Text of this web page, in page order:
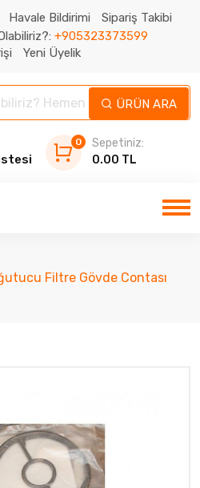
Havale Bildirimi
Sipariş Takibi
+905323373599
Yeni Üyelik
ÜRÜN ARA
0
Sepetiniz:
0.00 TL
Filtre Gövde Contası